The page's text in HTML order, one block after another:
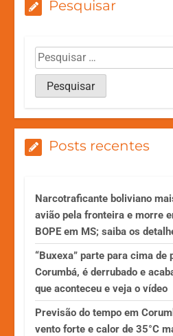
Pesquisar
Posts recentes
Narcotraficante boliviano
avião pela fronteira e morre
BOPE em MS; saiba os
“Buxexa” parte para cima de
Corumbá, é derrubado e
que aconteceu e veja o vídeo
Previsão do tempo em
vento forte e calor de 35°C